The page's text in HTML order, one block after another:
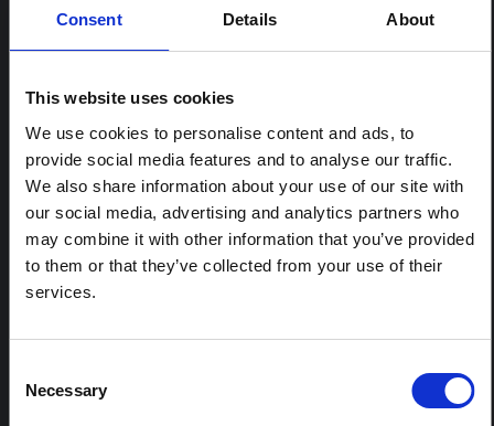
Consent Details About
This website uses cookies
We use cookies to personalise content and ads, to
provide social media features and to analyse our traffic.
We also share information about your use of our site with
our social media, advertising and analytics partners who
may combine it with other information that you’ve provided
to them or that they’ve collected from your use of their
services.
Selection
Necessary
Cette note est la deuxième produite par " le collectif
par des chercheurs en sciences sociales qui fournissent
des informations contextuelles pour la réponse à
l'épidémie d'Ebola à Bundibugyo dans l'Ituri, à l'est de
d'Ebola Bundibugyo en Ituri (2026)
Cette note fournit un contexte sur la province de l'Ituri,
actuellement touchée par une épidémie d'Ebola